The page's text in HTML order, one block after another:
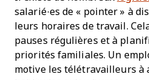
salarié·es de « pointer » à
leurs horaires de travail.
pauses régulières et à
priorités familiales. Un
motive les télétravailleurs à